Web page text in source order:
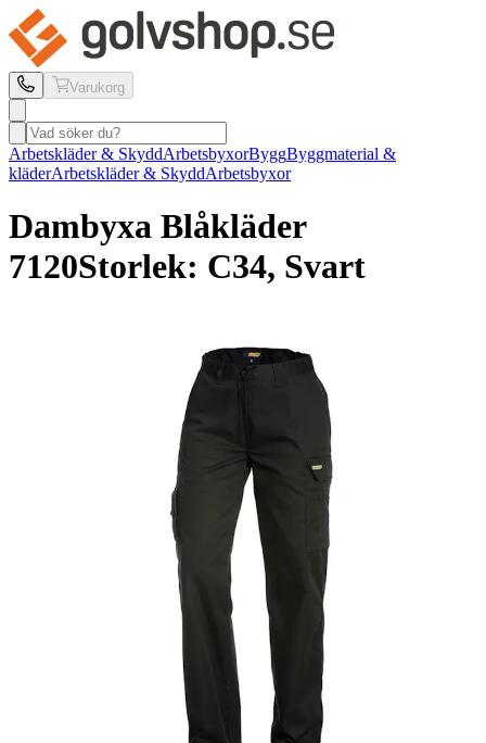
Varukorg
Arbetskläder & SkyddArbetsbyxorByggByggmaterial &
kläderArbetskläder & SkyddArbetsbyxor
Dambyxa Blåkläder
7120Storlek: C34, Svart